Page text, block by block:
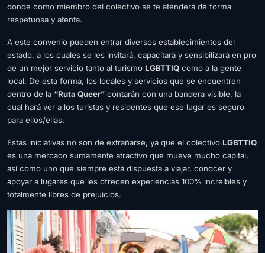
donde como miembro del colectivo se te atenderá de forma
respetuosa y atenta.
A este convenio pueden entrar diversos establecimientos del
estado, a los cuales se les invitará, capacitará y sensibilizará en pro
de un mejor servicio tanto al turismo LGBTTIQ como a la gente
local. De esta forma, los locales y servicios que se encuentren
dentro de la “Ruta Queer” contarán con una bandera visible, la
cual hará ver a los turistas y residentes que ese lugar es seguro
para ellos/ellas.
Estas iniciativas no son de extrañarse, ya que el colectivo LGBTTIQ
es una mercado sumamente atractivo que mueve mucho capital,
así como uno que siempre está dispuesta a viajar, conocer y
apoyar a lugares que les ofrecen experiencias 100% increíbles y
totalmente libres de prejuicios.